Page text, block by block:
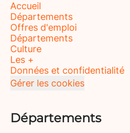
Accueil
Départements
Offres d'emploi
Départements
Culture
Les +
Données et confidentialité
Gérer les cookies
Départements